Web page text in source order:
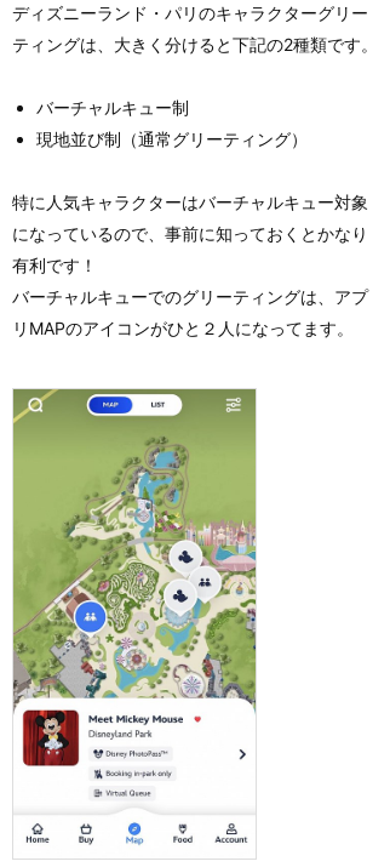
ディズニーランド・パリのキャラクターグリー
ティングは、大きく分けると下記の2種類です。
バーチャルキュー制
現地並び制（通常グリーティング）
特に人気キャラクターはバーチャルキュー対象
になっているので、事前に知っておくとかなり
有利です！
バーチャルキューでのグリーティングは、アプ
リMAPのアイコンがひと２人になってます。